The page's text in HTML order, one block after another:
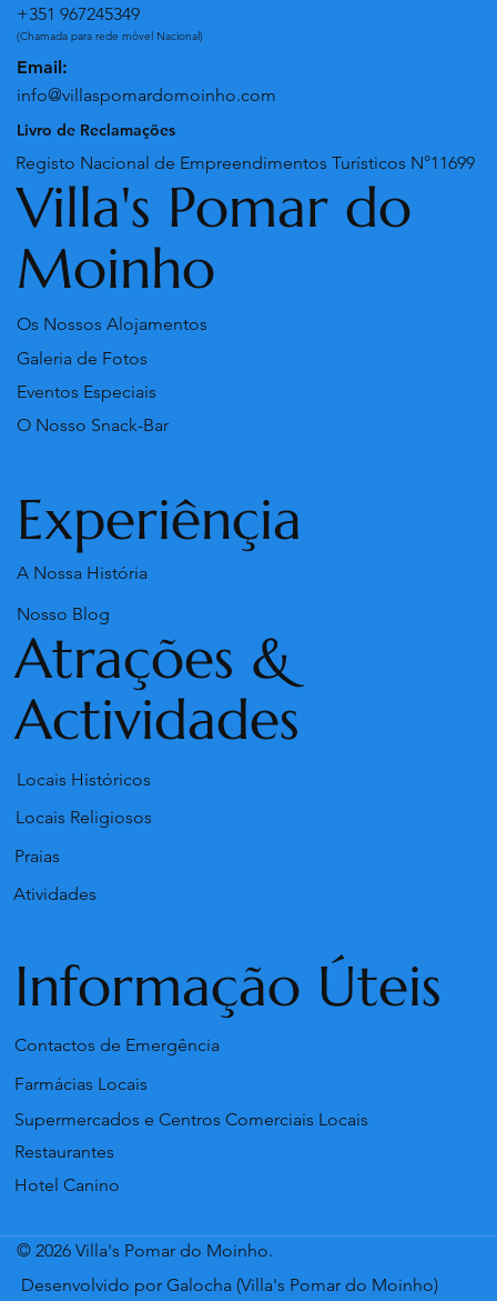
+351 967245349
(Chamada para rede móvel Nacional)
Email:
info@villaspomardomoinho.com
Livro de Reclamações
Registo Nacional de Empreendimentos Turísticos N°11699
Villa's Pomar do
Moinho
Os Nossos Alojamentos
Galeria de Fotos
O Nosso Snack-Bar
Eventos Especiais
Experiênçia
A Nossa História
Nosso Blog
Atrações &
Actividades
Locais Históricos
Locais Religiosos
Praias
Atividades
Informação Úteis
Contactos de Emergência
Farmácias Locais
Supermercados e Centros Comerciais Locais
Restaurantes
Hotel Canino
© 2026 Villa's Pomar do Moinho.
Desenvolvido por Galocha (Villa's Pomar do Moinho)